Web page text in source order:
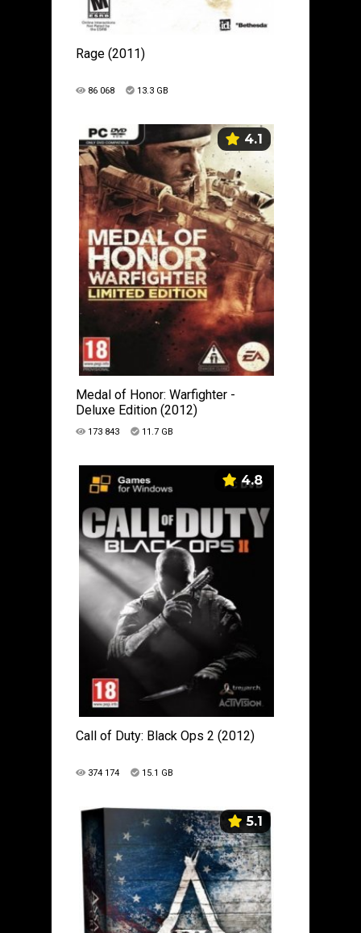
Rage (2011)
86 068 13.3 GB
4.1
Medal of Honor: Warfighter -
Deluxe Edition (2012)
173 843 11.7 GB
4.8
Call of Duty: Black Ops 2 (2012)
374 174 15.1 GB
5.1